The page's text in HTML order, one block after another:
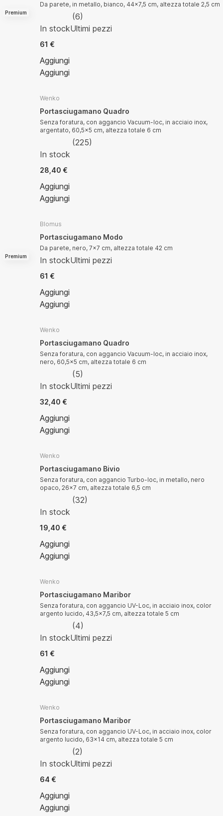
Premium
Da parete, in metallo, bianco, 44x7,5 cm, altezza totale 2,5 cm
(6)
In stockUltimi pezzi
61 €
Aggiungi
Aggiungi
Wenko
Portasciugamano Quadro
Senza foratura, con aggancio Vacuum-loc, in acciaio inox,
argentato, 60,5x5 cm, altezza totale 6 cm
(225)
In stock
28,40 €
Aggiungi
Aggiungi
Premium
Blomus
Portasciugamano Modo
Da parete, nero, 7x7 cm, altezza totale 42 cm
In stockUltimi pezzi
61 €
Aggiungi
Aggiungi
Wenko
Portasciugamano Quadro
Senza foratura, con aggancio Vacuum-loc, in acciaio inox,
nero, 60,5x5 cm, altezza totale 6 cm
(5)
In stockUltimi pezzi
32,40 €
Aggiungi
Aggiungi
Wenko
Portasciugamano Bivio
Senza foratura, con aggancio Turbo-loc, in metallo, nero
opaco, 26x7 cm, altezza totale 6,5 cm
(32)
In stock
19,40 €
Aggiungi
Aggiungi
Wenko
Portasciugamano Maribor
Senza foratura, con aggancio UV-Loc, in acciaio inox, color
argento lucido, 43,5x7,5 cm, altezza totale 5 cm
(4)
In stockUltimi pezzi
61 €
Aggiungi
Aggiungi
Wenko
Portasciugamano Maribor
Senza foratura, con aggancio UV-Loc, in acciaio inox, color
argento lucido, 63x14 cm, altezza totale 5 cm
(2)
In stockUltimi pezzi
64 €
Aggiungi
Aggiungi